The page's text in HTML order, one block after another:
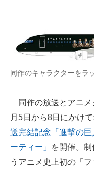
同作のキャラクターをラ
同作の放送とアニメ
月5日から8日にかけ
送完結記念『進撃の
ーティー」
を開催。
うアニメ史上初の「